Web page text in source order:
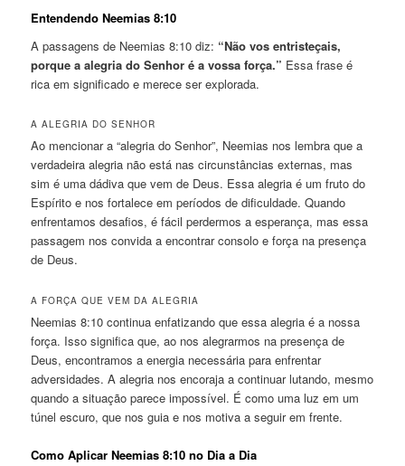
Entendendo Neemias 8:10
A passagens de Neemias 8:10 diz: “Não vos entristeçais,
porque a alegria do Senhor é a vossa força.” Essa frase é
rica em significado e merece ser explorada.
A ALEGRIA DO SENHOR
Ao mencionar a “alegria do Senhor”, Neemias nos lembra que a
verdadeira alegria não está nas circunstâncias externas, mas
sim é uma dádiva que vem de Deus. Essa alegria é um fruto do
Espírito e nos fortalece em períodos de dificuldade. Quando
enfrentamos desafios, é fácil perdermos a esperança, mas essa
passagem nos convida a encontrar consolo e força na presença
de Deus.
A FORÇA QUE VEM DA ALEGRIA
Neemias 8:10 continua enfatizando que essa alegria é a nossa
força. Isso significa que, ao nos alegrarmos na presença de
Deus, encontramos a energia necessária para enfrentar
adversidades. A alegria nos encoraja a continuar lutando, mesmo
quando a situação parece impossível. É como uma luz em um
túnel escuro, que nos guia e nos motiva a seguir em frente.
Como Aplicar Neemias 8:10 no Dia a Dia